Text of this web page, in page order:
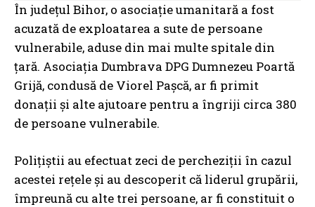
În județul Bihor, o asociație umanitară a fost
acuzată de exploatarea a sute de persoane
vulnerabile, aduse din mai multe spitale din
țară. Asociația Dumbrava DPG Dumnezeu Poartă
Grijă, condusă de Viorel Pașcă, ar fi primit
donații și alte ajutoare pentru a îngriji circa 380
de persoane vulnerabile.
Polițiștii au efectuat zeci de percheziții în cazul
acestei rețele și au descoperit că liderul grupării,
împreună cu alte trei persoane, ar fi constituit o